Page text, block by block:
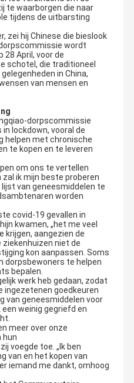
te waarborgen die naar
tijdens de uitbarsting
zei hij Chinese die bieslook
wordt
28 April, voor de
schotel, die traditioneel
in China,
van mensen en
dorpscommissie
lockdown, vooral de
helpen met chronische
te kopen en te leveren
om ons te vertellen
zal ik mijn beste proberen
van geneesmiddelen te
worden
covid-19 gevallen in
kwamen, „het me veel
krijgen, aangezien de
ziekenhuizen niet de
kon aanpassen. Soms
dorpsbewoners te helpen
bepalen.
werk heb gedaan, zodat
ingezetenen goedkeuren
van geneesmiddelen voor
een weinig gegriefd en
meer over onze
hun
voegde toe. „Ik ben
van en het kopen van
iemand me dankt, omhoog